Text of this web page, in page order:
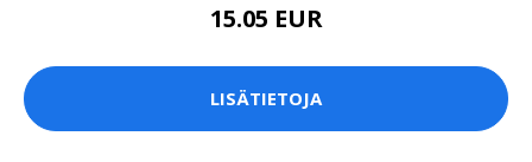
15.05 EUR
LISÄTIETOJA